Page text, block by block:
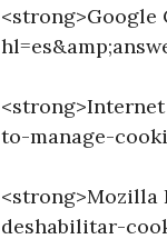
to-manage-
deshabilitar-